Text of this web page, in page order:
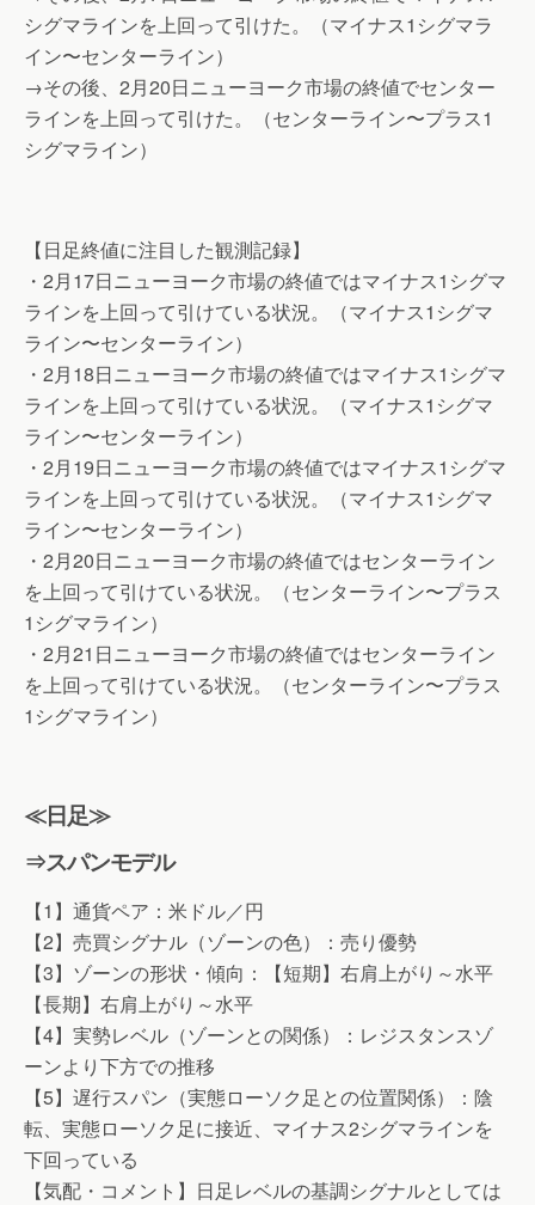
シグマラインを上回って引けた。（マイナス1シグマラ
イン〜センターライン）
→その後、2月20日ニューヨーク市場の終値でセンター
ラインを上回って引けた。（センターライン〜プラス1
シグマライン）
【日足終値に注目した観測記録】
・2月17日ニューヨーク市場の終値ではマイナス1シグマ
ラインを上回って引けている状況。（マイナス1シグマ
ライン〜センターライン）
・2月18日ニューヨーク市場の終値ではマイナス1シグマ
ラインを上回って引けている状況。（マイナス1シグマ
ライン〜センターライン）
・2月19日ニューヨーク市場の終値ではマイナス1シグマ
ラインを上回って引けている状況。（マイナス1シグマ
ライン〜センターライン）
・2月20日ニューヨーク市場の終値ではセンターライン
を上回って引けている状況。（センターライン〜プラス
1シグマライン）
・2月21日ニューヨーク市場の終値ではセンターライン
を上回って引けている状況。（センターライン〜プラス
1シグマライン）
≪日足≫
⇒スパンモデル
【1】通貨ペア：米ドル／円
【2】売買シグナル（ゾーンの色）：売り優勢
【3】ゾーンの形状・傾向：【短期】右肩上がり～水平
【長期】右肩上がり～水平
【4】実勢レベル（ゾーンとの関係）：レジスタンスゾ
ーンより下方での推移
【5】遅行スパン（実態ローソク足との位置関係）：陰
転、実態ローソク足に接近、マイナス2シグマラインを
下回っている
【気配・コメント】日足レベルの基調シグナルとしては